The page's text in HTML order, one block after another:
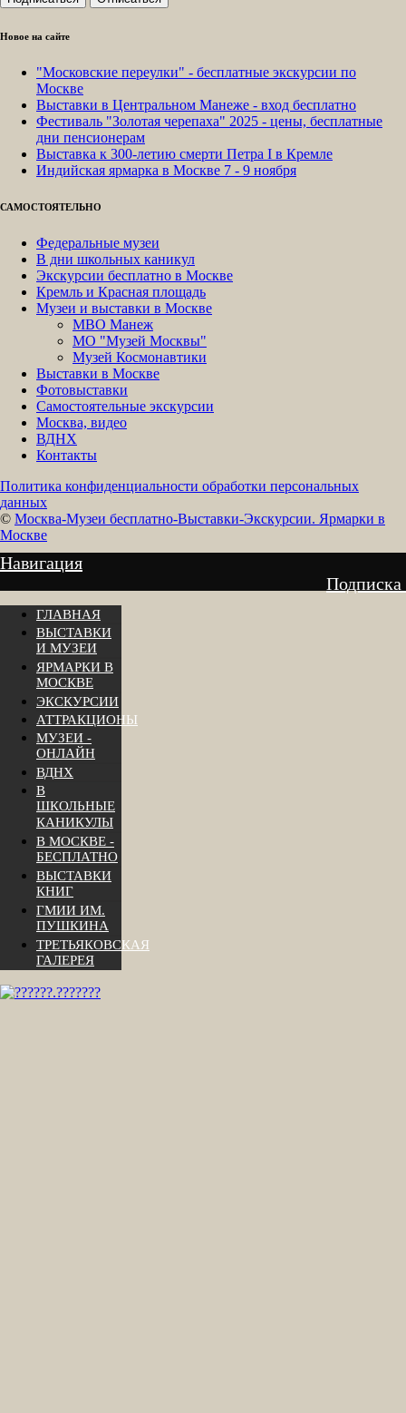
Новое на сайте
"Московские переулки" - бесплатные экскурсии по
Москве
Выставки в Центральном Манеже - вход бесплатно
Фестиваль "Золотая черепаха" 2025 - цены, бесплатные
дни пенсионерам
Выставка к 300-летию смерти Петра I в Кремле
Индийская ярмарка в Москве 7 - 9 ноября
САМОСТОЯТЕЛЬНО
Федеральные музеи
В дни школьных каникул
Экскурсии бесплатно в Москве
Кремль и Красная площадь
Музеи и выставки в Москве
МВО Манеж
МО "Музей Москвы"
Музей Космонавтики
Выставки в Москве
Фотовыставки
Самостоятельные экскурсии
Москва, видео
ВДНХ
Контакты
Политика конфиденциальности обработки персональных
данных
© Москва-Музеи бесплатно-Выставки-Экскурсии. Ярмарки в
Москве
Навигация
Подписка
ГЛАВНАЯ
ВЫСТАВКИ
И МУЗЕИ
ЯРМАРКИ В
МОСКВЕ
ЭКСКУРСИИ
АТТРАКЦИОНЫ
МУЗЕИ -
ОНЛАЙН
ВДНХ
В
ШКОЛЬНЫЕ
КАНИКУЛЫ
В МОСКВЕ -
БЕСПЛАТНО
ВЫСТАВКИ
КНИГ
ГМИИ ИМ.
ПУШКИНА
ТРЕТЬЯКОВСКАЯ
ГАЛЕРЕЯ